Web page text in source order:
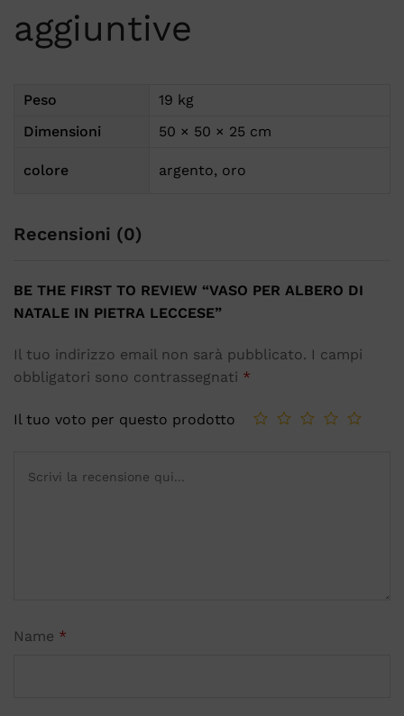
aggiuntive
Peso
19 kg
Dimensioni
50 × 50 × 25 cm
colore argento, oro
Recensioni (0)
BE THE FIRST TO REVIEW “VASO PER ALBERO DI
NATALE IN PIETRA LECCESE”
Il tuo indirizzo email non sarà pubblicato. I campi
obbligatori sono contrassegnati *
Il tuo voto per questo prodotto
Name *